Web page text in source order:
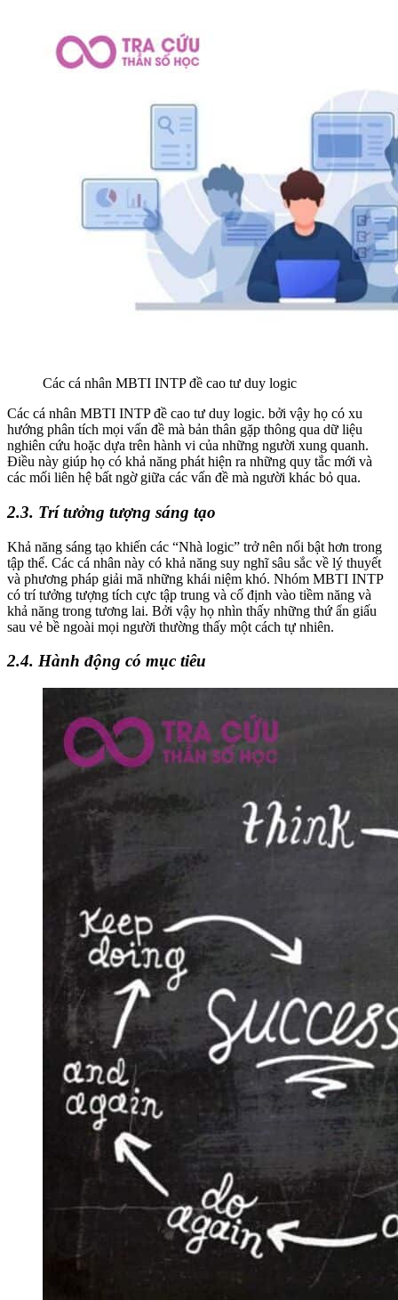
Các cá nhân MBTI INTP đề cao tư duy logic
Các cá nhân MBTI INTP đề cao tư duy logic. bởi vậy họ có xu
hướng phân tích mọi vấn đề mà bản thân gặp thông qua dữ liệu
nghiên cứu hoặc dựa trên hành vi của những người xung quanh.
Điều này giúp họ có khả năng phát hiện ra những quy tắc mới và
các mối liên hệ bất ngờ giữa các vấn đề mà người khác bỏ qua.
2.3. Trí tưởng tượng sáng tạo
Khả năng sáng tạo khiến các “Nhà logic” trở nên nổi bật hơn trong
tập thể. Các cá nhân này có khả năng suy nghĩ sâu sắc về lý thuyết
và phương pháp giải mã những khái niệm khó. Nhóm MBTI INTP
có trí tưởng tượng tích cực tập trung và cố định vào tiềm năng và
khả năng trong tương lai. Bởi vậy họ nhìn thấy những thứ ẩn giấu
sau vẻ bề ngoài mọi người thường thấy một cách tự nhiên.
2.4. Hành động có mục tiêu